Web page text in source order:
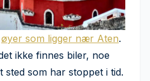
øyer som ligger nær Aten.
ikke finnes biler, noe
sted som har stoppet i tid.